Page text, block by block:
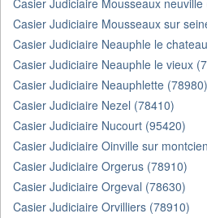
Casier Judiciaire Mousseaux neuville
Casier Judiciaire Mousseaux sur
Casier Judiciaire Neauphle le
Casier Judiciaire Neauphle le vieux
Casier Judiciaire Neauphlette (78980)
Casier Judiciaire Nezel (78410)
Casier Judiciaire Nucourt (95420)
Casier Judiciaire Oinville sur
Casier Judiciaire Orgerus (78910)
Casier Judiciaire Orgeval (78630)
Casier Judiciaire Orvilliers (78910)